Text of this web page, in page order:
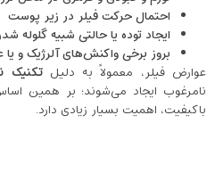
احتمال حرکت فیلر در زیر پوست
ایجاد توده یا حالتی شبیه گلوله
بروز برخی واکنش‌های آلرژیک و
عوارض فیلر، معمولاً به دلیلتکنیک
نامرغوب ایجاد می‌شوند؛ بر همین
باکیفیت، اهمیت بسیار زیادی دارد.